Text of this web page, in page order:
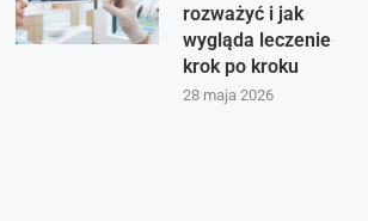
rozważyć i jak
wygląda leczenie
krok po kroku
28 maja 2026